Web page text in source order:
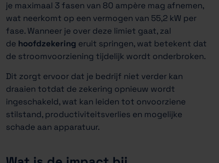
je maximaal 3 fasen van 80 ampère mag afnemen,
wat neerkomt op een vermogen van 55,2 kW per
fase. Wanneer je over deze limiet gaat, zal
de hoofdzekering eruit springen, wat betekent dat
de stroomvoorziening tijdelijk wordt onderbroken.
Dit zorgt ervoor dat je bedrijf niet verder kan
draaien totdat de zekering opnieuw wordt
ingeschakeld, wat kan leiden tot onvoorziene
stilstand, productiviteitsverlies en mogelijke
schade aan apparatuur.